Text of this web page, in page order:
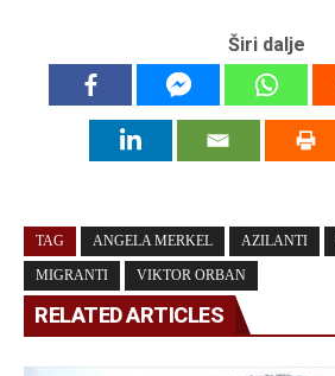
Širi dalje
TAG ANGELA MERKEL AZILANTI
MIGRANTI VIKTOR ORBAN
RELATED ARTICLES